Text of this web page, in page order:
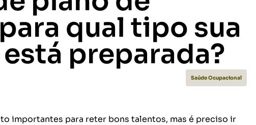
qual tipo sua
preparada?
Saúde Ocupacional
importantes para reter bons talentos, mas é preciso ir